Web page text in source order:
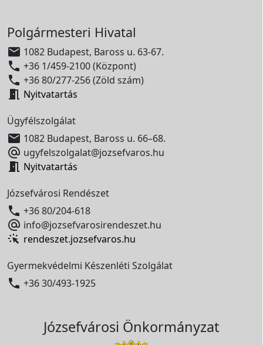
Polgármesteri Hivatal
 1082 Budapest, Baross u. 63-67.
 +36 1/459-2100 (Központ)
 +36 80/277-256 (Zöld szám)
 Nyitvatartás
Ügyfélszolgálat
 1082 Budapest, Baross u. 66–68.
 ugyfelszolgalat@jozsefvaros.hu
 Nyitvatartás
Józsefvárosi Rendészet
 +36 80/204-618
 info@jozsefvarosirendeszet.hu
rendeszet.jozsefvaros.hu
Gyermekvédelmi Készenléti Szolgálat
 +36 30/493-1925
Józsefvárosi Önkormányzat